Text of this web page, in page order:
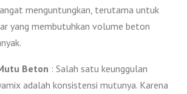
menguntungkan, terutama untuk
yang membutuhkan volume beton
Beton : Salah satu keunggulan
adalah konsistensi mutunya. Karena